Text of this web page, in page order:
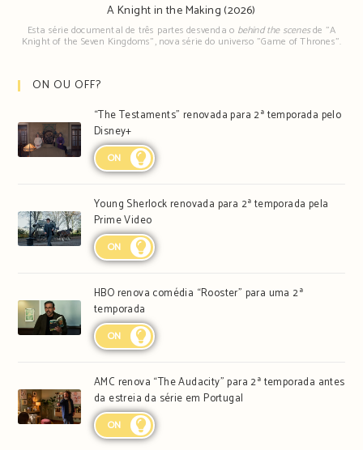
A Knight in the Making (2026)
Esta série documental de três partes desvenda o behind the scenesde "A
Knight of the Seven Kingdoms", nova série do universo "Game of Thrones".
ON OU OFF?
“The Testaments” renovada para 2ª temporada pelo
Disney+
ON
Young Sherlock renovada para 2ª temporada pela
Prime Video
ON
HBO renova comédia “Rooster” para uma 2ª
temporada
ON
AMC renova “The Audacity” para 2ª temporada antes
da estreia da série em Portugal
ON